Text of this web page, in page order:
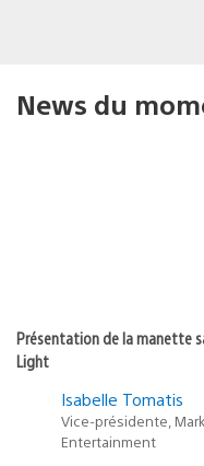
News du
Présentation de la manette
Light
Isabelle Tomatis
Vice-présidente,
Entertainment